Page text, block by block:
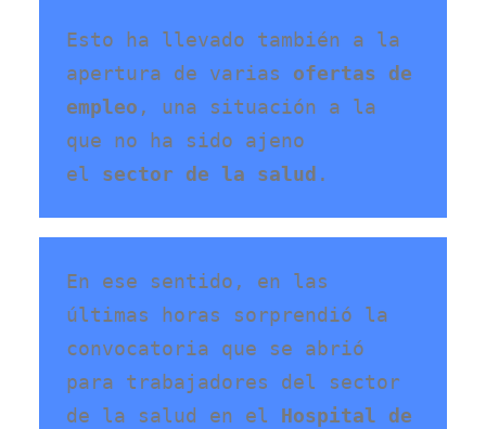
Esto ha llevado también a la
apertura de varias ofertas de
empleo , una situación a la
que no ha sido ajeno
el sector de la salud
En ese sentido, en las
últimas horas sorprendió la
convocatoria que se abrió
para trabajadores del sector
de la salud en el Hospital de